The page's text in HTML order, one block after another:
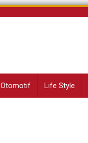
Otomotif Life Style